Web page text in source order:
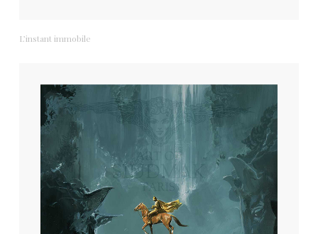
L’instant immobile